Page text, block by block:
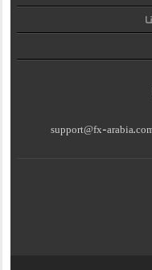
support@fx-